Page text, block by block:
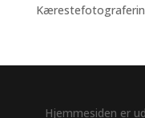
Hjemmesiden er